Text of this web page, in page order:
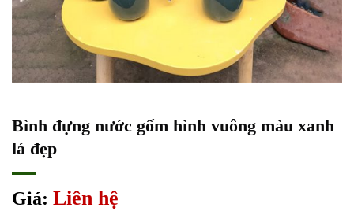
Bình đựng nước gốm hình vuông màu xanh
lá đẹp
Giá: Liên hệ